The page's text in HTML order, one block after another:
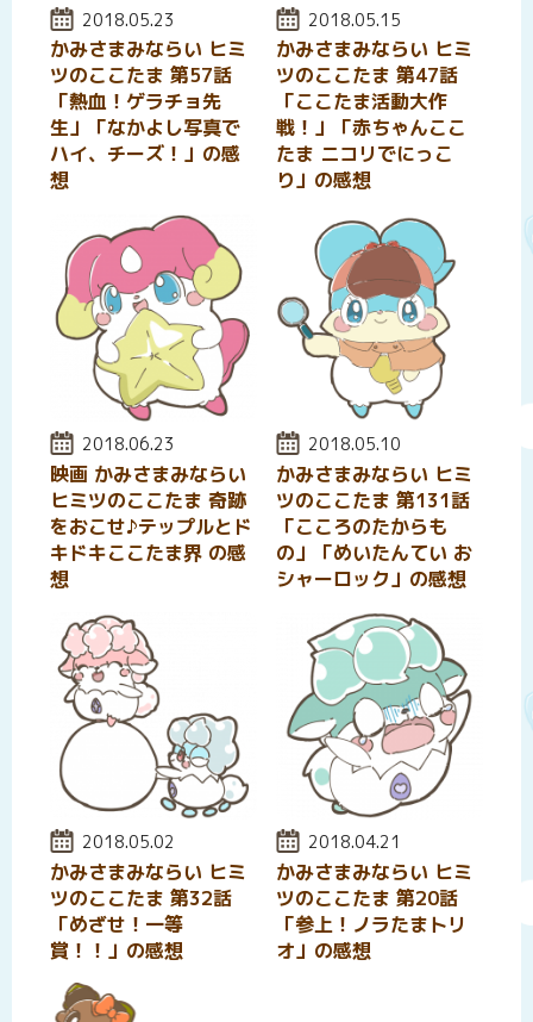
投稿日:
2018.05.23
かみさまみならい ヒミ
ツのここたま 第57話
「熱血！ゲラチョ先
生」「なかよし写真で
ハイ、チーズ！」の感
想
投稿日:
2018.05.15
かみさまみならい ヒミ
ツのここたま 第47話
「ここたま活動大作
戦！」「赤ちゃんここ
たま ニコリでにっこ
り」の感想
投稿日:
2018.06.23
映画 かみさまみならい
ヒミツのここたま 奇跡
をおこせ♪テップルとド
キドキここたま界 の感
想
投稿日:
2018.05.10
かみさまみならい ヒミ
ツのここたま 第131話
「こころのたからも
の」「めいたんてい お
シャーロック」の感想
投稿日:
2018.05.02
かみさまみならい ヒミ
ツのここたま 第32話
「めざせ！一等
賞！！」の感想
投稿日:
2018.04.21
かみさまみならい ヒミ
ツのここたま 第20話
「参上！ノラたまトリ
オ」の感想